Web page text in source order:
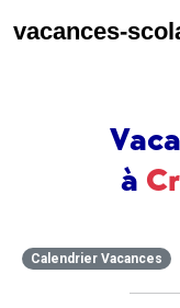
vacances-
à
Calendrier Vacances